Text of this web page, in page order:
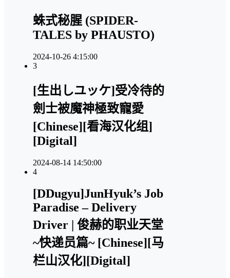
蛛式秘腥 (SPIDER-
TALES by PHAUSTO)
2024-10-26 4:15:00
3
[生出しユッケ]受冷待的
劍士被魔神極致寵愛
[Chinese][看海汉化组]
[Digital]
2024-08-14 14:50:00
4
[DDugyu]JunHyuk’s Job
Paradise – Delivery
Driver | 俊赫的职业天堂
~快递员篇~ [Chinese][马
栏山汉化][Digital]